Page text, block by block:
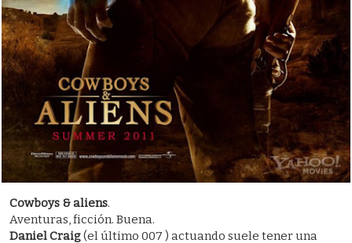
Cowboys & aliens.
Aventuras, ficción. Buena.
Daniel Craig(el último 007 ) actuando suele tener una